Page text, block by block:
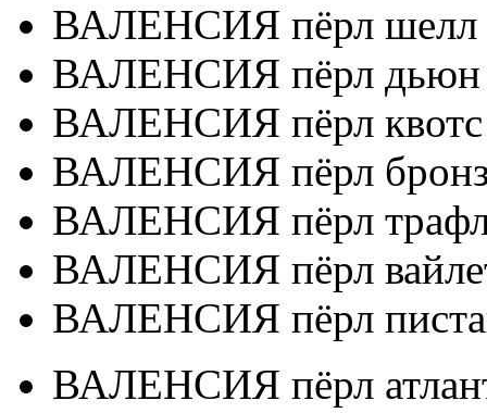
ВАЛЕНСИЯ пёрл шелл
ВАЛЕНСИЯ пёрл дьюн
ВАЛЕНСИЯ пёрл квотс
ВАЛЕНСИЯ пёрл
ВАЛЕНСИЯ пёрл
ВАЛЕНСИЯ пёрл
ВАЛЕНСИЯ пёрл
ВАЛЕНСИЯ пёрл